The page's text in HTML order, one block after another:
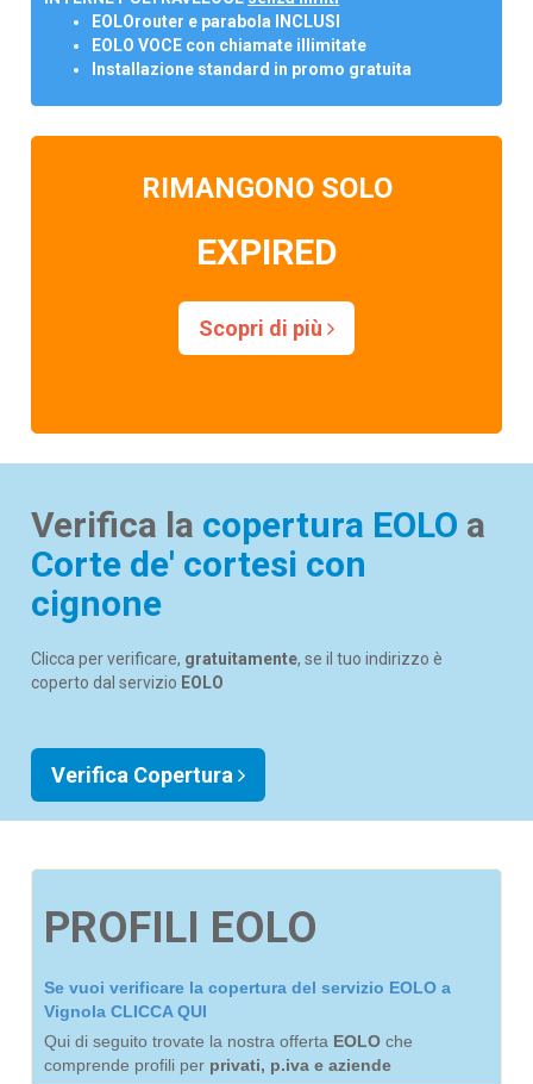
EOLOrouter e parabola INCLUSI
EOLO VOCE con chiamate illimitate
Installazione standard in promo gratuita
RIMANGONO SOLO
EXPIRED
Scopri di più
Verifica la copertura EOLO a
Corte de' cortesi con
cignone
Clicca per verificare, gratuitamente, se il tuo indirizzo è
coperto dal servizio EOLO
Verifica Copertura
PROFILI EOLO
Se vuoi verificare la copertura del servizio EOLO a
Vignola CLICCA QUI
Qui di seguito trovate la nostra offerta EOLO che
comprende profili per privati, p.iva e aziende